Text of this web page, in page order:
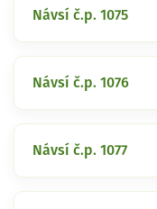
Návsí č.p. 1075
Návsí č.p. 1076
Návsí č.p. 1077